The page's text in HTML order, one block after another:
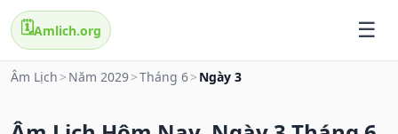
🗓️Amlich.org
Âm Lịch > Năm 2029>Tháng 6> Ngày 3